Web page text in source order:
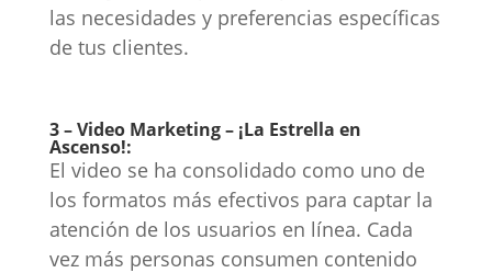
las necesidades y preferencias específicas
de tus clientes.
3 – Video Marketing – ¡La Estrella en
Ascenso!:
El video se ha consolidado como uno de
los formatos más efectivos para captar la
atención de los usuarios en línea. Cada
vez más personas consumen contenido